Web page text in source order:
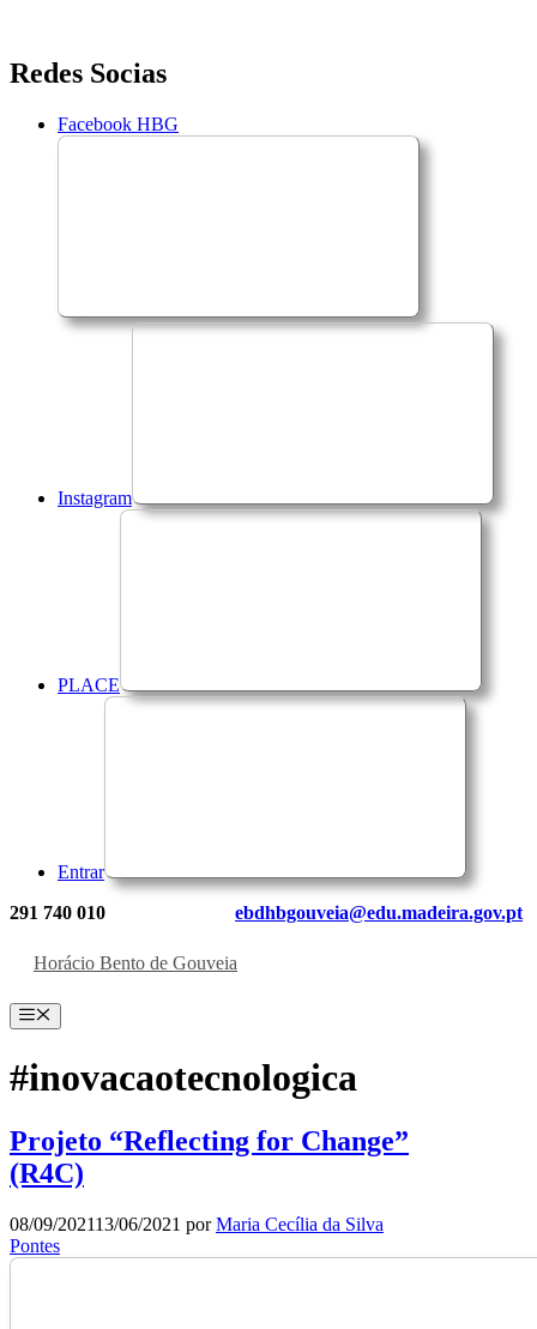
Saltar
para
conteúdo
Redes Socias
Facebook HBG
Instagram
PLACE
Entrar
291 740 010 ebdhbgouveia@edu.madeira.gov.pt
Horácio Bento de Gouveia
Menu
#inovacaotecnologica
Projeto “Reflecting for Change”
(R4C)
08/09/202113/06/2021 porMaria Cecília da Silva
Pontes